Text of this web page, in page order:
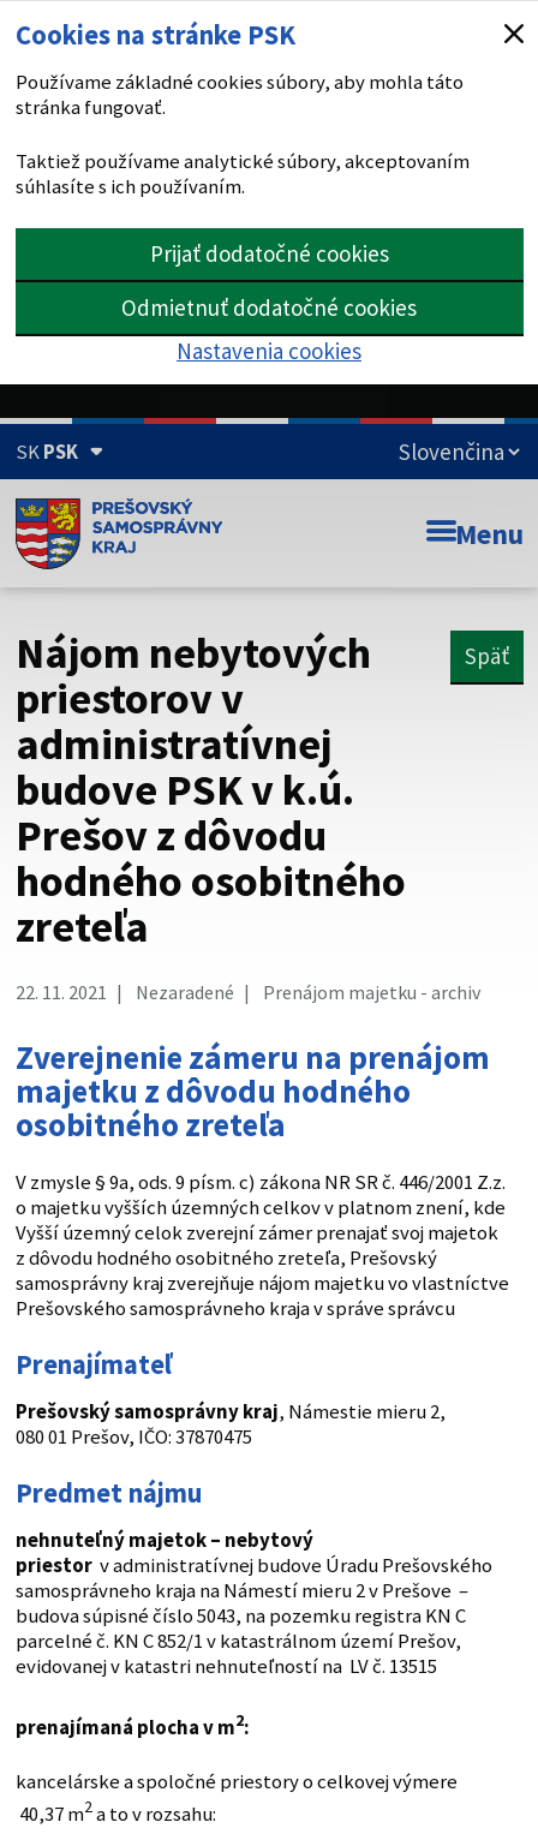
Cookies na stránke PSK
Používame základné cookies súbory, aby mohla táto
stránka fungovať.
Taktiež používame analytické súbory, akceptovaním
súhlasíte s ich používaním.
Prijať dodatočné cookies
Odmietnuť dodatočné cookies
Nastavenia cookies
SKPSK
Doména psk.sk je oficiálna
Toto je oficiálna webová stránka Prešovského
Táto stránka je zabezpečená
Buďte pozorní a vždy sa uistite, že zdieľate informácie iba
cez zabezpečenú webovú stránku. Zabezpečená stránka
vždy začína https:// pred názvom domény webového sídla.
Menu
Nájom nebytových
priestorov v
administratívnej
budove PSK v k.ú.
Prešov z dôvodu
hodného osobitného
zreteľa
Späť
22. 11. 2021 Nezaradené Prenájom majetku - archiv
Zverejnenie zámeru na prenájom
majetku z dôvodu hodného
osobitného zreteľa
V zmysle § 9a, ods. 9 písm. c) zákona NR SR č. 446/2001 Z.z.
o majetku vyšších územných celkov v platnom znení, kde
Vyšší územný celok zverejní zámer prenajať svoj majetok
z dôvodu hodného osobitného zreteľa, Prešovský
samosprávny kraj zverejňuje nájom majetku vo vlastníctve
Prešovského samosprávneho kraja v správe správcu
Prenajímateľ
Prešovský samosprávny kraj, Námestie mieru 2,
080 01 Prešov, IČO: 37870475
Predmet nájmu
nehnuteľný majetok – nebytový
priestor v administratívnej budove Úradu Prešovského
samosprávneho kraja na Námestí mieru 2 v Prešove –
budova súpisné číslo 5043, na pozemku registra KN C
parcelné č. KN C 852/1 v katastrálnom území Prešov,
evidovanej v katastri nehnuteľností na LV č. 13515
prenajímaná plocha v m2:
kancelárske a spoločné priestory o celkovej výmere
40,37 m2a to v rozsahu: